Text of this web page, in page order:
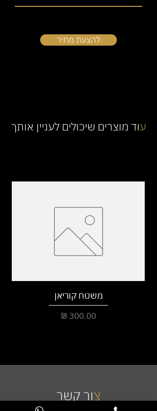
להצעת מחיר
עוד מוצרים שיכולים לעניין אותך
משטח קוריאן
מחיר
צור קשר